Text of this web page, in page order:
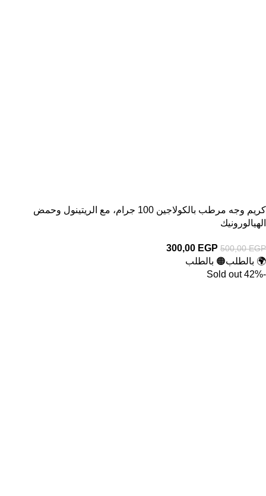
كريم وجه مرطب بالكولاجين 100 جرام، مع الريتينول وحمض
الهيالورونيك
500,00EGP
300,00 EGP
🌍 بالطلب🟠 بالطلب
-42%
Sold out